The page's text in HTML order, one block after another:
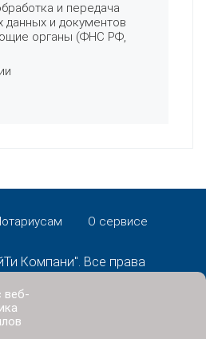
и передача
данных и документов
органы (ФНС РФ,
О сервисе
Компани". Все права
веб-